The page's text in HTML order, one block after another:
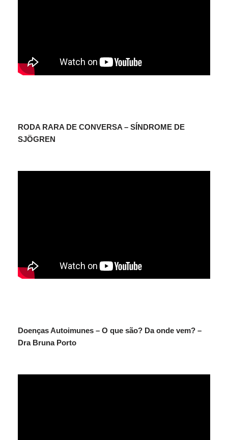
RODA RARA DE CONVERSA – SÍNDROME DE
SJÖGREN
Doenças Autoimunes – O que são? Da onde vem? –
Dra Bruna Porto